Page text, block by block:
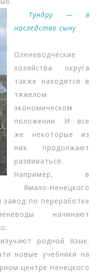
Тундру — в
наследство сыну
Оленеводческие
хозяйства округа
также находятся в
тяжелом
экономическом
положении. И все
же некоторые из
них продолжают
развиваться.
Например, в
Ямало-Ненецкого
завод по переработке
начинают
родной язык.
новые учебники на
центре Ненецкого